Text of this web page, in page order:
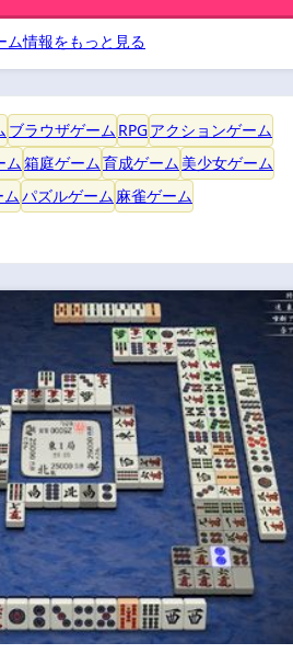
ム情報をもっと見る
ブラウザゲーム RPGアクションゲーム
ム箱庭ゲーム育成ゲーム 美少女ゲーム
ムパズルゲーム 麻雀ゲーム